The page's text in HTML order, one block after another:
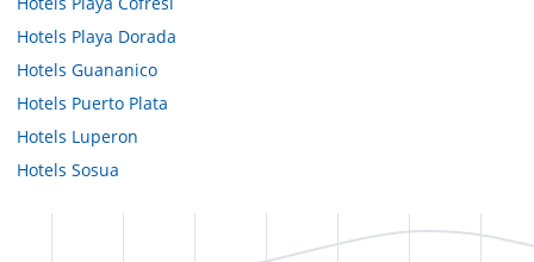
Hotels Playa Dorada
Hotels Guananico
Hotels Puerto Plata
Hotels Luperon
Hotels Sosua